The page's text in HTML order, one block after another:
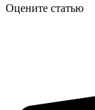
Оцените статью